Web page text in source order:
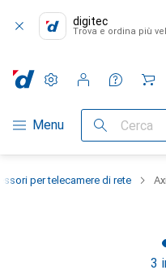
digitec
Trova e ordina più
Categoria Navigazione
Menu Cerca
Impostazioni
Conto cliente
Liste di confronto
Liste dei desideri
Carrello
per telecamere di rete
3